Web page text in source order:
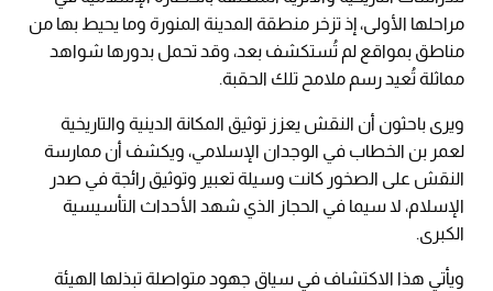
مراحلها الأولى، إذ تزخر منطقة المدينة المنورة وما يحيط بها من
مناطق بمواقع لم تُستكشف بعد، وقد تحمل بدورها شواهد
مماثلة تُعيد رسم ملامح تلك الحقبة.
ويرى باحثون أن النقش يعزز توثيق المكانة الدينية والتاريخية
لعمر بن الخطاب في الوجدان الإسلامي، ويكشف أن ممارسة
النقش على الصخور كانت وسيلة تعبير وتوثيق رائجة في صدر
الإسلام، لا سيما في الحجاز الذي شهد الأحداث التأسيسية
الكبرى.
ويأتي هذا الاكتشاف في سياق جهود متواصلة تبذلها الهيئة